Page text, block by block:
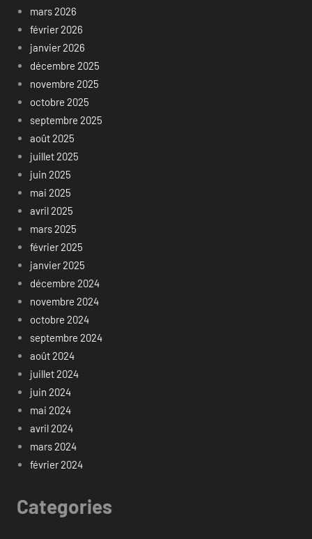
mars 2026
février 2026
janvier 2026
décembre 2025
novembre 2025
octobre 2025
septembre 2025
août 2025
juillet 2025
juin 2025
mai 2025
avril 2025
mars 2025
février 2025
janvier 2025
décembre 2024
novembre 2024
octobre 2024
septembre 2024
août 2024
juillet 2024
juin 2024
mai 2024
avril 2024
mars 2024
février 2024
Categories